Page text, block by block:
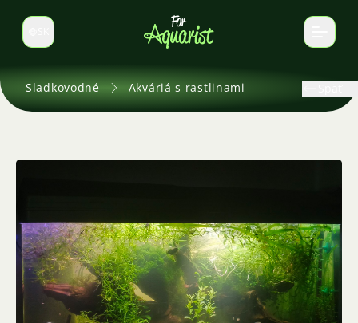
Prepnúť jazyk
Sladkovodné Akváriá s rastlinami